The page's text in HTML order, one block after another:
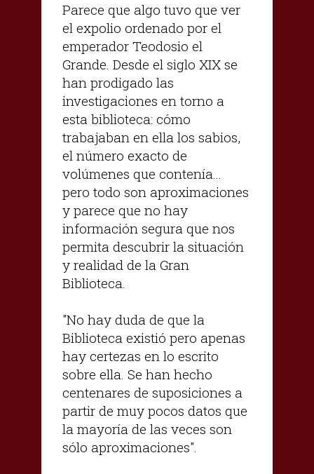
Parece que algo tuvo que ver
el expolio ordenado por el
emperador Teodosio el
Grande. Desde el siglo XIX se
han prodigado las
investigaciones en torno a
esta biblioteca: cómo
trabajaban en ella los sabios,
el número exacto de
volúmenes que contenía...
pero todo son aproximaciones
y parece que no hay
información segura que nos
permita descubrir la situación
y realidad de la Gran
Biblioteca.
"No hay duda de que la
Biblioteca existió pero apenas
hay certezas en lo escrito
sobre ella. Se han hecho
centenares de suposiciones a
partir de muy pocos datos que
la mayoría de las veces son
sólo aproximaciones".